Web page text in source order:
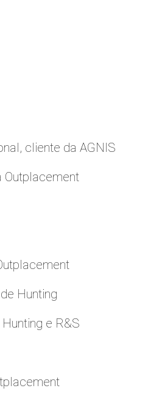
cliente da AGNIS
Outplacement
Hunting
e R&S